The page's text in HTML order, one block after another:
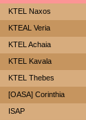
KTEL Naxos
KTEAL Veria
KTEL Achaia
KTEL Kavala
KTEL Thebes
[OASA] Corinthia
ISAP